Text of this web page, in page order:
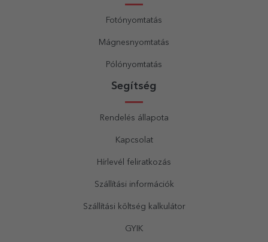
Fotónyomtatás
Mágnesnyomtatás
Pólónyomtatás
Segítség
Rendelés állapota
Kapcsolat
Hírlevél feliratkozás
Szállítási információk
Szállítási költség kalkulátor
GYIK